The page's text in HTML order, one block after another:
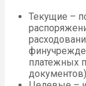
Текущие –
платежных